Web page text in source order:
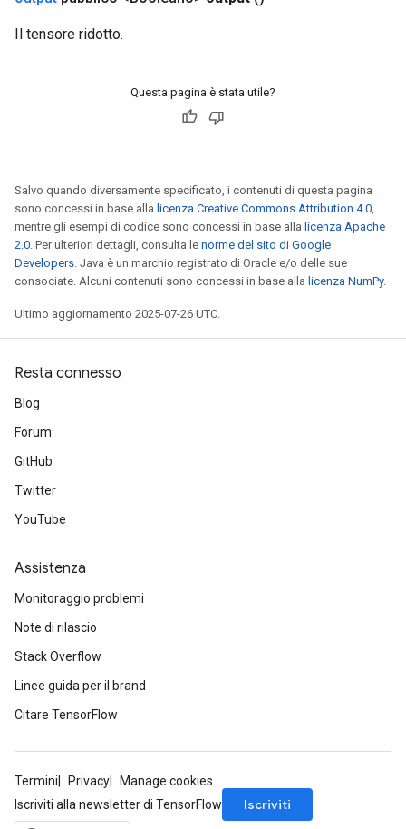
Il tensore ridotto.
Questa pagina è stata utile?
Salvo quando diversamente specificato, i contenuti di questa pagina
sono concessi in base alla licenza Creative Commons Attribution 4.0,
mentre gli esempi di codice sono concessi in base alla licenza Apache
2.0. Per ulteriori dettagli, consulta le norme del sito di Google
Developers. Java è un marchio registrato di Oracle e/o delle sue
consociate. Alcuni contenuti sono concessi in base alla licenza NumPy.
Ultimo aggiornamento 2025-07-26 UTC.
Resta connesso
Blog
Forum
GitHub
Twitter
YouTube
Assistenza
Monitoraggio problemi
Note di rilascio
Stack Overflow
Linee guida per il brand
Citare TensorFlow
Termini Privacy
Manage cookies
Iscriviti alla newsletter di TensorFlow
Iscriviti